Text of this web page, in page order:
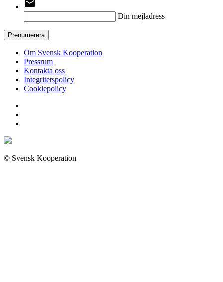
email
Din mejladress
Prenumerera
Om Svensk Kooperation
Pressrum
Kontakta oss
Integritetspolicy
Cookiepolicy
© Svensk Kooperation